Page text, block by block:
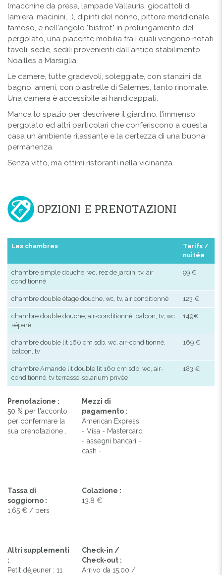
(macchine da presa, lampade Vallauris, giocattoli di
lamiera, macinini,...), dipinti del nonno, pittore meridionale
famoso, e nell'angolo "bistrot" in prolungamento del
pergolato, una piacente mobilia fra i quali vengono notati
tavoli, sedie, sedili provenienti dall'antico stabilimento
Noailles a Marsiglia.
Le camere, tutte gradevoli, soleggiate, con stanzini da
bagno, ameni, con piastrelle di Salernes, tanto rinomate.
Una camera è accessibile ai handicappati.
Manca lo spazio per descrivere il giardino, l'immenso
pergolato ed altri particolari che conferiscono a questa
casa un ambiente rilassante e la certezza di una buona
permanenza.
Senza vitto, ma ottimi ristoranti nella vicinanza.
OPZIONI E PRENOTAZIONI
Les chambres
Tarifs /
nuitée
chambre simple douche, wc, rez de jardin, tv, air
conditionné
99 €
chambre double étage douche, wc, tv, air conditionné 123 €
chambre double douche, air-conditionné, balcon, tv, wc
séparé
149€
chambre double lit 160 cm sdb, wc, air-conditionné,
balcon, tv
169 €
chambre Amande lit double lit 160 cm sdb, wc, air-
conditionné, tv terrasse-solarium privée
183 €
Prenotazione :
50 % per l'acconto
per confermare la
sua prenotazione .
Mezzi di
pagamento :
American Express
- Visa - Mastercard
- assegni bancari -
cash -
Tassa di
soggiorno :
1,65 € / pers
Colazione :
13.8 €
Altri supplementi
:
Petit déjeuner : 11
Check-in /
Check-out :
Arrivo da 15.00 /